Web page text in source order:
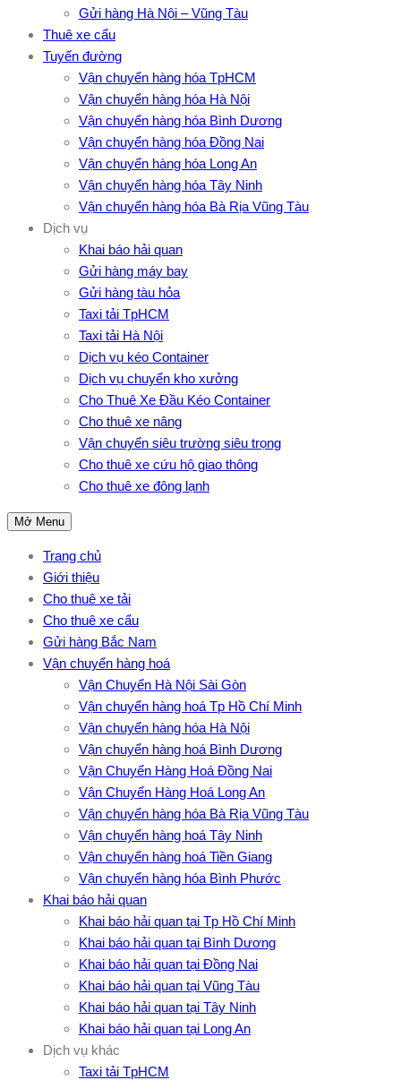
Gửi hàng Hà Nội – Vũng Tàu
Thuê xe cẩu
Tuyến đường
Vận chuyển hàng hóa TpHCM
Vận chuyển hàng hóa Hà Nội
Vận chuyển hàng hóa Bình Dương
Vận chuyển hàng hóa Đồng Nai
Vận chuyển hàng hóa Long An
Vận chuyển hàng hóa Tây Ninh
Vận chuyển hàng hóa Bà Rịa Vũng Tàu
Dịch vụ
Khai báo hải quan
Gửi hàng máy bay
Gửi hàng tàu hỏa
Taxi tải TpHCM
Taxi tải Hà Nội
Dịch vụ kéo Container
Dịch vụ chuyển kho xưởng
Cho Thuê Xe Đầu Kéo Container
Cho thuê xe nâng
Vận chuyển siêu trường siêu trọng
Cho thuê xe cứu hộ giao thông
Cho thuê xe đông lạnh
Mở Menu
Trang chủ
Giới thiệu
Cho thuê xe tải
Cho thuê xe cẩu
Gửi hàng Bắc Nam
Vận chuyển hàng hoá
Vận Chuyển Hà Nội Sài Gòn
Vận chuyển hàng hoá Tp Hồ Chí Minh
Vận chuyển hàng hóa Hà Nội
Vận chuyển hàng hoá Bình Dương
Vận Chuyển Hàng Hoá Đồng Nai
Vận Chuyển Hàng Hoá Long An
Vận chuyển hàng hóa Bà Rịa Vũng Tàu
Vận chuyển hàng hoá Tây Ninh
Vận chuyển hàng hoá Tiền Giang
Vận chuyển hàng hóa Bình Phước
Khai báo hải quan
Khai báo hải quan tại Tp Hồ Chí Minh
Khai báo hải quan tại Bình Dương
Khai báo hải quan tại Đồng Nai
Khai báo hải quan tại Vũng Tàu
Khai báo hải quan tại Tây Ninh
Khai báo hải quan tại Long An
Dịch vụ khác
Taxi tải TpHCM